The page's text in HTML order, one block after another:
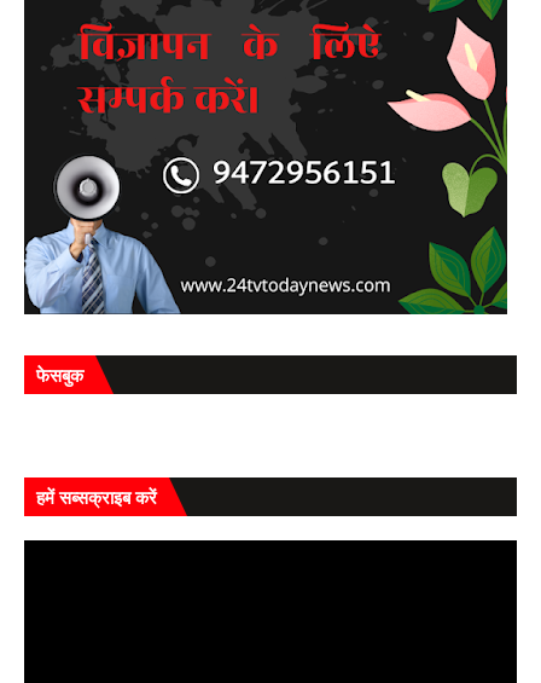
फेसबुक
हमें सब्सक्राइब करें